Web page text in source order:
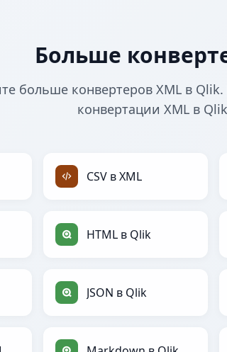
Больше
больше конвертеров XML в
конвертации XML в
CSV в XML
HTML в Qlik
JSON в Qlik